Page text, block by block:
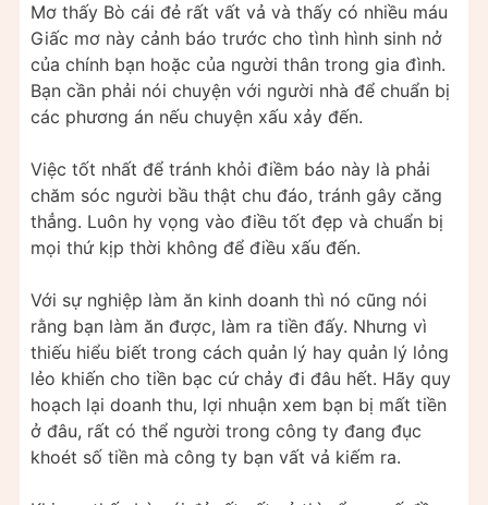
Mơ thấy Bò cái đẻ rất vất vả và thấy có nhiều máu
Giấc mơ này cảnh báo trước cho tình hình sinh nở
của chính bạn hoặc của người thân trong gia đình.
Bạn cần phải nói chuyện với người nhà để chuẩn bị
các phương án nếu chuyện xấu xảy đến.
Việc tốt nhất để tránh khỏi điềm báo này là phải
chăm sóc người bầu thật chu đáo, tránh gây căng
thẳng. Luôn hy vọng vào điều tốt đẹp và chuẩn bị
mọi thứ kịp thời không để điều xấu đến.
Với sự nghiệp làm ăn kinh doanh thì nó cũng nói
rằng bạn làm ăn được, làm ra tiền đấy. Nhưng vì
thiếu hiểu biết trong cách quản lý hay quản lý lỏng
lẻo khiến cho tiền bạc cứ chảy đi đâu hết. Hãy quy
hoạch lại doanh thu, lợi nhuận xem bạn bị mất tiền
ở đâu, rất có thể người trong công ty đang đục
khoét số tiền mà công ty bạn vất vả kiếm ra.